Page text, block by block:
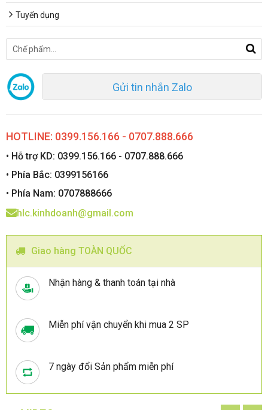
Tuyển dụng
Gửi tin nhắn Zalo
HOTLINE: 0399.156.166 - 0707.888.666
• Hỗ trợ KD: 0399.156.166 - 0707.888.666
• Phía Bắc: 0399156166
• Phía Nam: 0707888666
hlc.kinhdoanh@gmail.com
Giao hàng TOÀN QUỐC
Nhận hàng & thanh toán tại nhà
Miễn phí vận chuyển khi mua 2 SP
7 ngày đổi Sản phẩm miễn phí